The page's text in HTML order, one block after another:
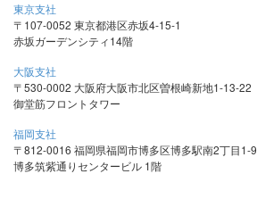
東京支社
〒107-0052 東京都港区赤坂4-15-1
赤坂ガーデンシティ14階
大阪支社
〒530-0002 大阪府大阪市北区曽根崎新地1-13-22
御堂筋フロントタワー
福岡支社
〒812-0016 福岡県福岡市博多区博多駅南2丁目1-9
博多筑紫通りセンタービル 1階